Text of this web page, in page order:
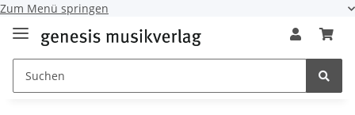
Zum Menü springen